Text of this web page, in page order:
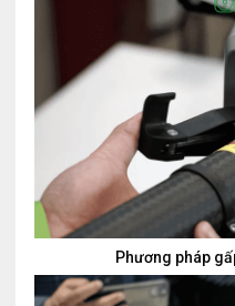
Phương pháp